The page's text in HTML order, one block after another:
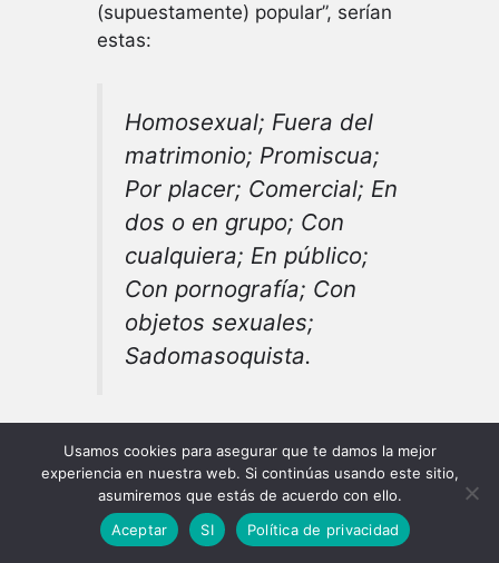
(supuestamente) popular”, serían
estas:
Homosexual; Fuera del
matrimonio; Promiscua;
Por placer; Comercial; En
dos o en grupo; Con
cualquiera; En público;
Con pornografía; Con
objetos sexuales;
Sadomasoquista.
Gayle Rubin, – subvencionada por
capitales de la industria porno y que
sostuvo en los años 1970s-80s del
siglo pasado un sustantivo debate
con las feministas “tradicionales”
Usamos cookies para asegurar que te damos la mejor
experiencia en nuestra web. Si continúas usando este sitio,
asumiremos que estás de acuerdo con ello.
Aceptar
SI Política de privacidad